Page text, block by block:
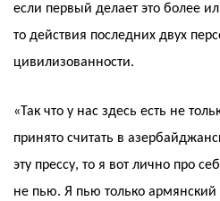
если первый делает это более
то действия последних двух
цивилизованности.
«Так что у нас здесь есть не
принято считать в
эту прессу, то я вот лично про
не пью. Я пью только армянский